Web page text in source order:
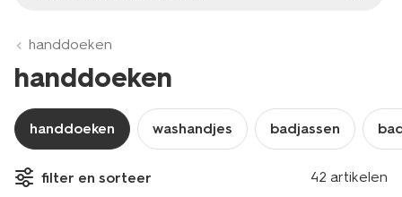
handdoeken
handdoeken
handdoeken washandjes badjassen
filter en sorteer 42 artikelen
laag geprijsd